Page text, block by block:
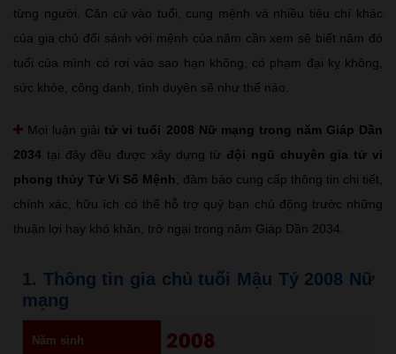
từng người. Căn cứ vào tuổi, cung mệnh và nhiều tiêu chí khác
của gia chủ đối sánh với mệnh của năm cần xem sẽ biết năm đó
tuổi của mình có rơi vào sao hạn không, có phạm đại kỵ không,
sức khỏe, công danh, tình duyên sẽ như thế nào.
Mọi luận giảitử vi tuổi 2008 Nữ mạng trong năm Giáp Dần
2034 tại đây đều được xây dựng từ đội ngũ chuyên gia tử vi
phong thủy Tử Vi Số Mệnh
, đảm bảo cung cấp thông tin chi tiết,
chính xác, hữu ích có thể hỗ trợ quý bạn chủ động trước những
thuận lợi hay khó khăn, trở ngại trong năm Giáp Dần 2034.
1. Thông tin gia chủ tuổi Mậu Tý 2008 Nữ
mạng
Năm sinh 2008